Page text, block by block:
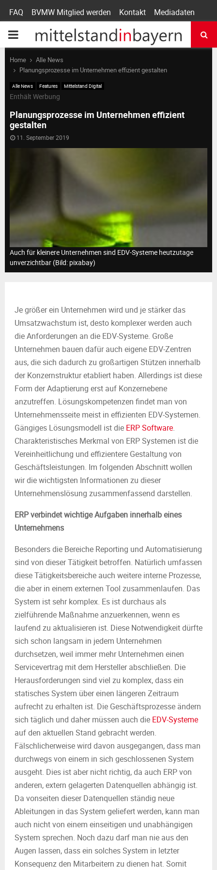
FAQ BVMW Mitglied werden Kontakt Mediadaten
P
R
M
A
M
E
N
Home
Alle News
Planungsprozesse im Unternehmen effizient gestalten
Alle News Features Mittelstand Digital
Enthält Werbung
Planungsprozesse im Unternehmen effizient
gestalten
11. September 2019
Auch für kleinere Unternehmen sind EDV-Systeme heutzutage
unverzichtbar (Bild: pixabay)
Je größer ein Unternehmen wird und je stärker das
Umsatzwachstum ist, desto komplexer werden auch
die Anforderungen an die EDV-Systeme. Große
Unternehmen bauen dafür auch eigene EDV-Zentren
aus, die sich dadurch zu großartigen Stützen innerhalb
der Konzernstruktur etabliert haben. Allerdings ist diese
Form der Adaptierung erst auf Konzernebene
anzutreffen. Lösungskompetenzen findet man von
Unternehmensseite meist in effizienten EDV-Systemen.
Gängiges Lösungsmodell ist die ERP Software.
Charakteristisches Merkmal von ERP Systemen ist die
Vereinheitlichung und effizientere Gestaltung von
Geschäftsleistungen. Im folgenden Abschnitt wollen
wir die wichtigsten Informationen zu dieser
Unternehmenslösung zusammenfassend darstellen.
ERP verbindet wichtige Aufgaben innerhalb eines
Unternehmens
Besonders die Bereiche Reporting und Automatisierung
sind von dieser Tätigkeit betroffen. Natürlich umfassen
diese Tätigkeitsbereiche auch weitere interne Prozesse,
die aber in einem externen Tool zusammenlaufen. Das
System ist sehr komplex. Es ist durchaus als
zielführende Maßnahme anzuerkennen, wenn es
laufend zu aktualisieren ist. Diese Notwendigkeit dürfte
sich schon langsam in jedem Unternehmen
durchsetzen, weil immer mehr Unternehmen einen
Servicevertrag mit dem Hersteller abschließen. Die
Herausforderungen sind viel zu komplex, dass ein
statisches System über einen längeren Zeitraum
aufrecht zu erhalten ist. Die Geschäftsprozesse ändern
sich täglich und daher müssen auch die EDV-Systeme
auf den aktuellen Stand gebracht werden.
Fälschlicherweise wird davon ausgegangen, dass man
durchwegs von einem in sich geschlossenen System
ausgeht. Dies ist aber nicht richtig, da auch ERP von
anderen, extern gelagerten Datenquellen abhängig ist.
Da vonseiten dieser Datenquellen ständig neue
Ableitungen in das System geliefert werden, kann man
auch nicht von einem einseitigen und unabhängigen
System sprechen. Noch dazu darf man nie aus den
Augen lassen, dass ein solches System in letzter
Konsequenz den Mitarbeitern zu dienen hat. Somit